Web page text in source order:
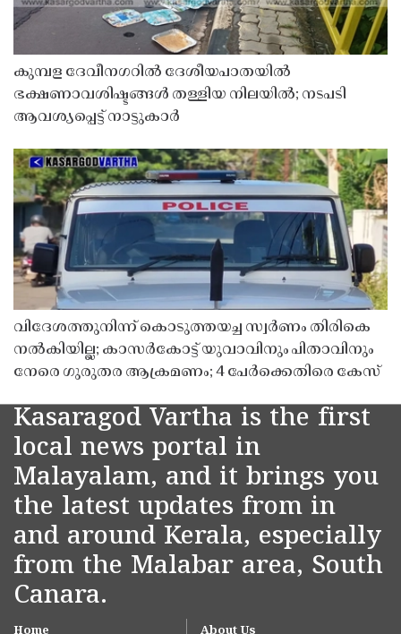
കുമ്പള ദേവീനഗറിൽ ദേശീയപാതയിൽ
ഭക്ഷണാവശിഷ്ടങ്ങൾ തള്ളിയ നിലയിൽ; നടപടി
ആവശ്യപ്പെട്ട് നാട്ടുകാർ
വിദേശത്തുനിന്ന് കൊടുത്തയച്ച സ്വർണം തിരികെ
നൽകിയില്ല; കാസർകോട്ട് യുവാവിനും പിതാവിനും
നേരെ ഗുരുതര ആക്രമണം; 4 പേർക്കെതിരെ കേസ്
Kasaragod Vartha is the first
local news portal in
Malayalam, and it brings you
the latest updates from in
and around Kerala, especially
from the Malabar area, South
Canara.